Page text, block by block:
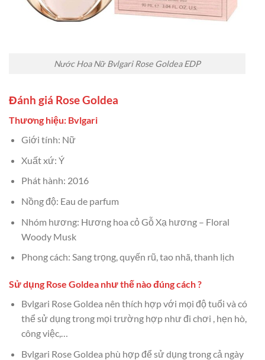
Nước Hoa Nữ Bvlgari Rose Goldea EDP
Đánh giá Rose Goldea
Thương hiệu: Bvlgari
Giới tính: Nữ
Xuất xứ: Ý
Phát hành: 2016
Nồng độ: Eau de parfum
Nhóm hương: Hương hoa cỏ Gỗ Xạ hương – Floral
Woody Musk
Phong cách: Sang trọng, quyến rũ, tao nhã, thanh lịch
Sử dụng Rose Goldea như thế nào đúng cách ?
Bvlgari Rose Goldea nên thích hợp với mọi độ tuổi và có
thể sử dụng trong mọi trường hợp như đi chơi , hẹn hò,
công việc,…
Bvlgari Rose Goldea phù hợp để sử dụng trong cả ngày